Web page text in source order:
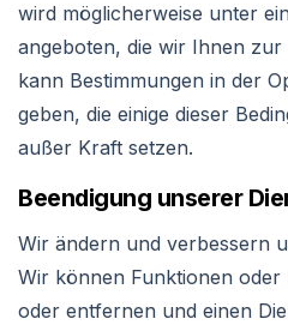
wird möglicherweise unter
angeboten, die wir Ihnen zur
kann Bestimmungen in der
geben, die einige dieser
außer Kraft setzen.
Beendigung unserer
Wir ändern und verbessern
Wir können Funktionen
oder entfernen und einen